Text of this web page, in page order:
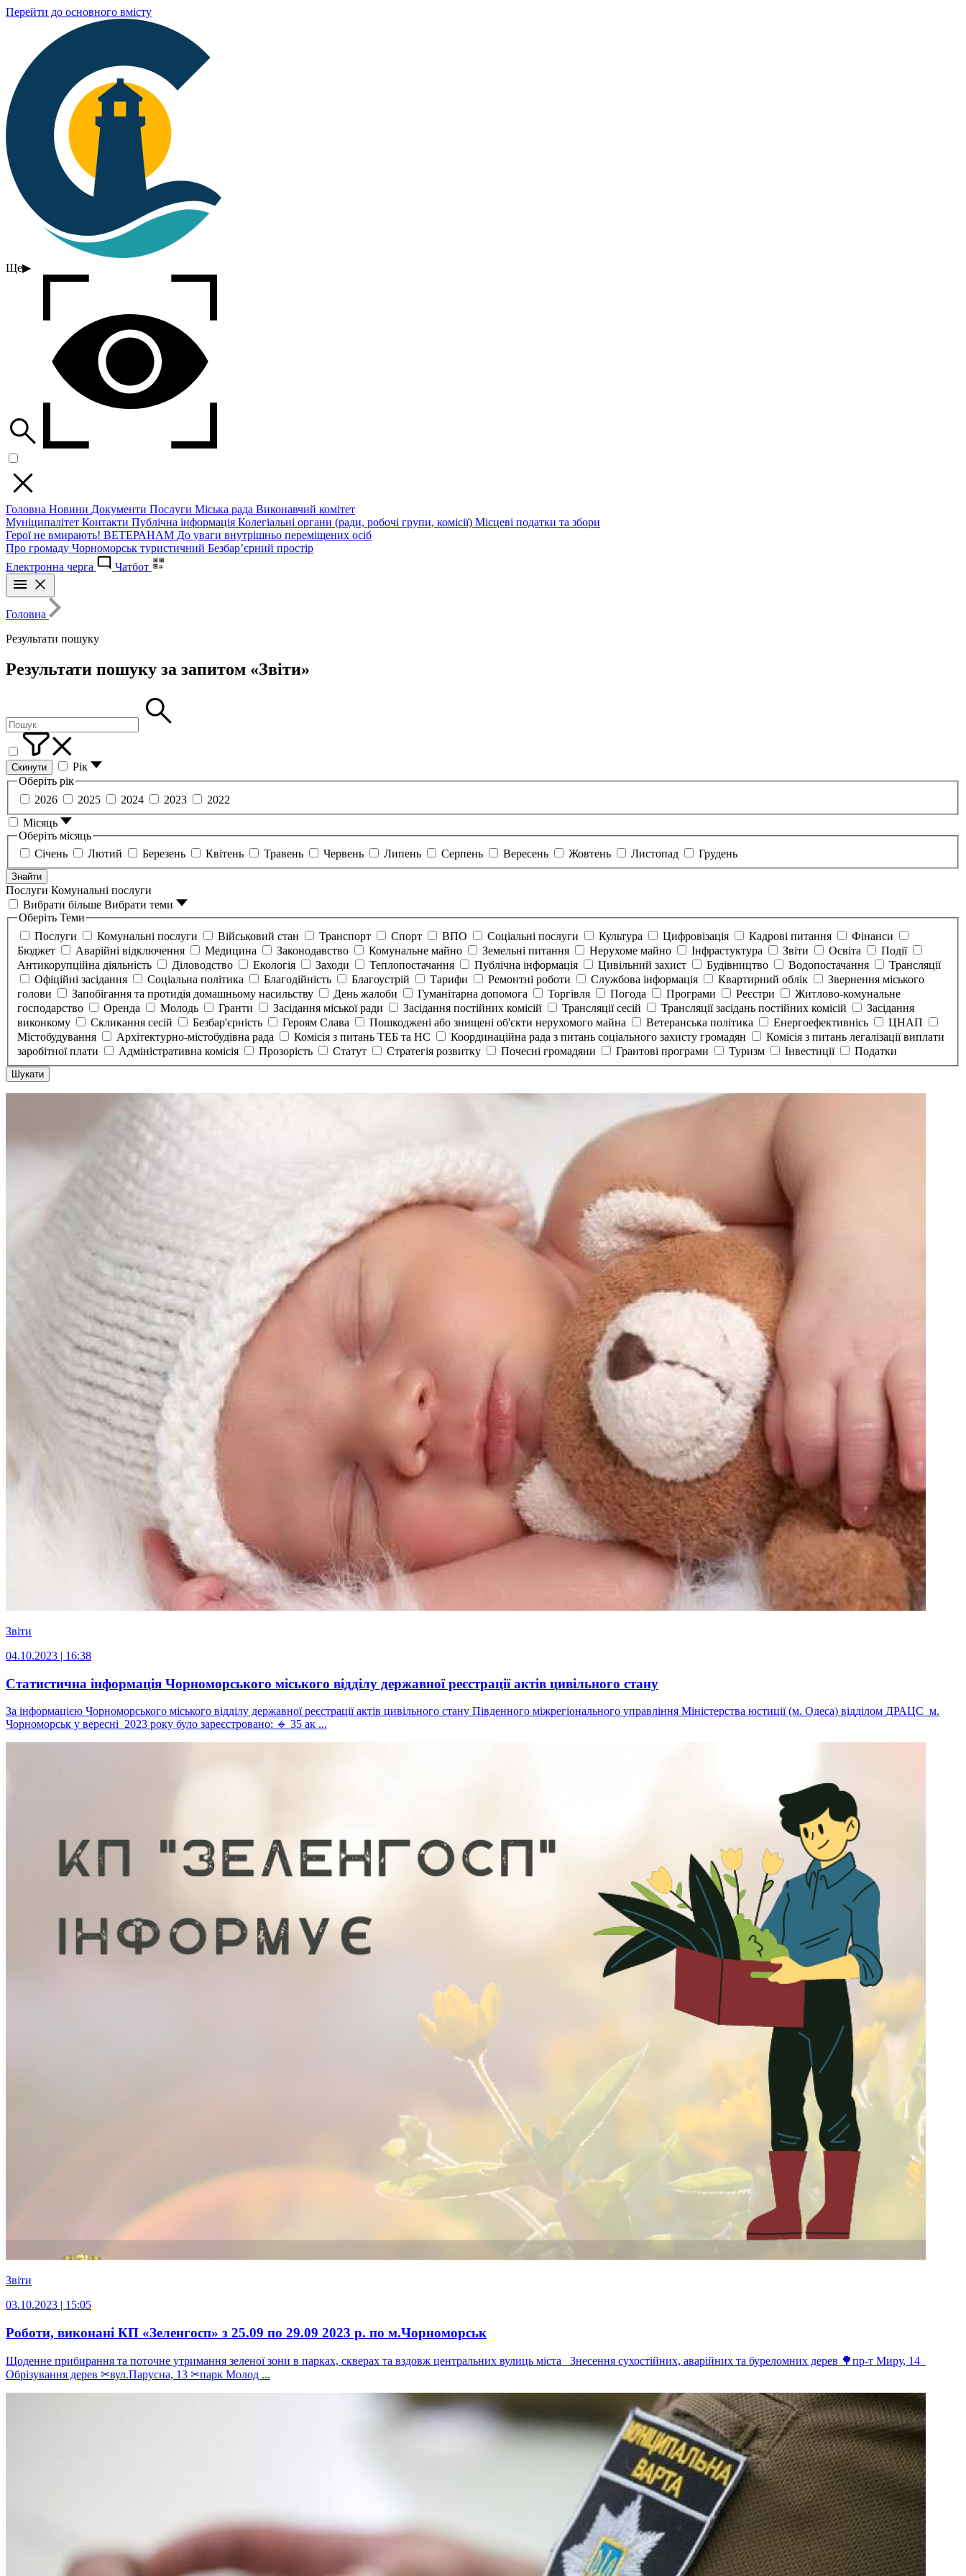
Перейти до основного вмісту
Ще▶
Головна Новини Документи Послуги Міська рада Виконавчий комітет
Муніципалітет Контакти Публічна інформація Колегіальні органи (ради, робочі групи, комісії) Місцеві податки та збори
Герої не вмирають! ВЕТЕРАНАМ До уваги внутрішньо переміщених осіб
Про громаду Чорноморськ туристичний Безбар’єрний простір
Електронна черга
Чатбот
Головна
Результати пошуку
Результати пошуку за запитом «Звіти»
Скинути
Рік
Оберіть рік
2026
2025 2024 2023
2022
Місяць
Оберіть місяць
Січень
Лютий Березень Квітень Травень Червень Липень Серпень Вересень Жовтень Листопад Грудень
Знайти
Послуги Комунальні послуги
Вибрати більше Вибрати теми
Оберіть Теми
Послуги
Комунальні послуги Військовий стан Транспорт Спорт ВПО Соціальні послуги Культура Цифровізація Кадрові питання
Фінанси
Бюджет
Аварійні відключення Медицина Законодавство Комунальне майно Земельні питання Нерухоме майно Інфрастуктура Звіти Освіта
Події
Антикорупційна діяльність
Діловодство Екологія Заходи Теплопостачання Публічна інформація Цивільний захист Будівництво Водопостачання
Трансляції
Офіційні засідання
Соціальна політика Благодійність Благоустрій Тарифи Ремонтні роботи Службова інформація Квартирний облік
Звернення міського
голови
Запобігання та протидія домашньому насильству День жалоби Гуманітарна допомога Торгівля Погода Програми Реєстри
Житлово-комунальне
господарство
Оренда Молодь Гранти Засідання міської ради Засідання постійних комісій Трансляції сесій Трансляції засідань постійних комісій
Засідання
виконкому
Скликання сесій Безбар'єрність Героям Слава Пошкоджені або знищені об'єкти нерухомого майна Ветеранська політика Енергоефективнісь
ЦНАП
Містобудування
Архітектурно-містобудівна рада Комісія з питань ТЕБ та НС Координаційна рада з питань соціального захисту громадян
Комісія з питань легалізації виплати
заробітної плати
Адміністративна комісія Прозорість Статут Стратегія розвитку Почесні громадяни Грантові програми Туризм Інвестиції Податки
Шукати
Звіти
04.10.2023 | 16:38
Статистична інформація Чорноморського міського відділу державної реєстрації актів цивільного стану
За інформацією Чорноморського міського відділу державної реєстрації актів цивільного стану Південного міжрегіонального управління Міністерства юстиції (м. Одеса) відділом ДРАЦС м.
Чорноморськ у вересні 2023 року було зареєстровано: 🔹 35 ак ...
Звіти
03.10.2023 | 15:05
Роботи, виконані КП «Зеленгосп» з 25.09 по 29.09 2023 р. по м.Чорноморськ
Щоденне прибирання та поточне утримання зеленої зони в парках, скверах та вздовж центральних вулиць міста Знесення сухостійних, аварійних та буреломних дерев 🌳пр-т Миру, 14
Обрізування дерев ✂вул.Парусна, 13 ✂парк Молод ...